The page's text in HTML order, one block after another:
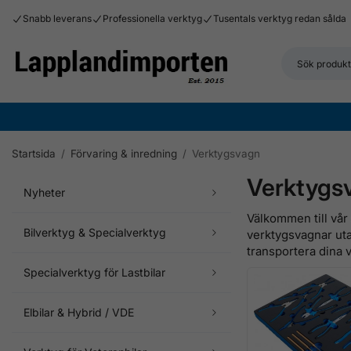
Snabb leverans Professionella verktyg Tusentals verktyg redan sålda
Startsida / Förvaring & inredning / Verktygsvagn
Nyheter
Bilverktyg & Specialverktyg
Specialverktyg för Lastbilar
Elbilar & Hybrid / VDE
Välkommen till
verktygsvagnar
transportera dina